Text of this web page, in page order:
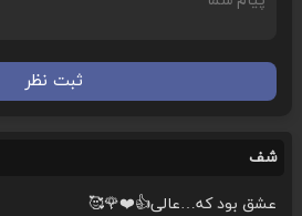
ثبت نظر
شف
عشق بود که…عالی👍❤️🌹🥰